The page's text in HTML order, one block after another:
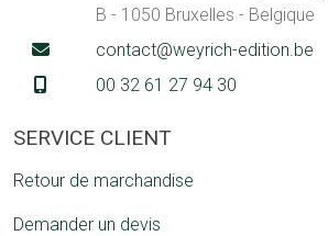
B - 1050 Bruxelles - Belgique
contact@weyrich-edition.be
00 32 61 27 94 30
SERVICE CLIENT
Retour de marchandise
Demander un devis